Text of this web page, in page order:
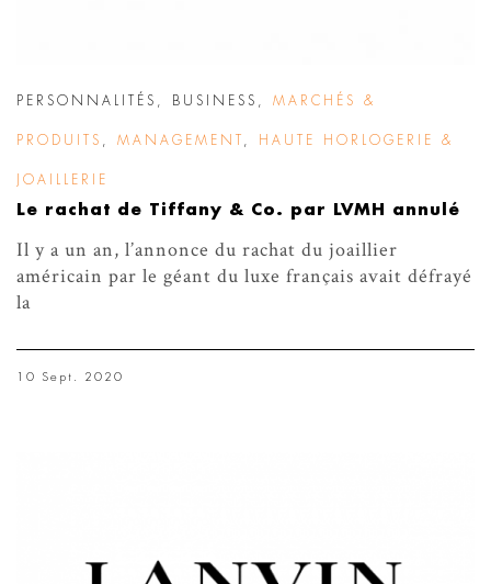
PERSONNALITÉS BUSINESS MARCHÉS &
PRODUITS MANAGEMENT HAUTE HORLOGERIE &
JOAILLERIE
Le rachat de Tiffany & Co. par LVMH annulé
Il y a un an, l’annonce du rachat du joaillier
américain par le géant du luxe français avait défrayé
la
10 Sept. 2020